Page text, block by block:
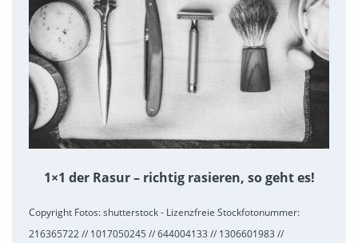
1×1 der Rasur – richtig rasieren, so geht es!
Copyright Fotos: shutterstock - Lizenzfreie Stockfotonummer:
216365722 // 1017050245 // 644004133 // 1306601983 //